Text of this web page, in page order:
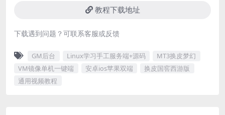
教程下载地址
下载遇到问题？可联系客服或反馈
GM后台 Linux学习手工服务端+源码
MT3换皮梦幻
VM镜像单机一键端
安卓ios苹果双端
换皮国窖西游版
通用视频教程